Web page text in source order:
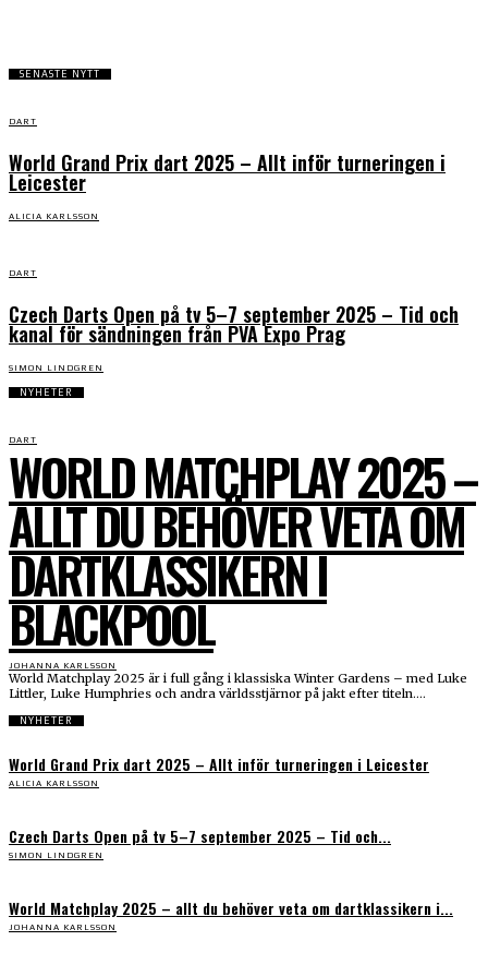
SENASTE NYTT
DART
World Grand Prix dart 2025 – Allt inför turneringen i
Leicester
ALICIA KARLSSON
DART
Czech Darts Open på tv 5–7 september 2025 – Tid och
kanal för sändningen från PVA Expo Prag
SIMON LINDGREN
NYHETER
DART
WORLD MATCHPLAY 2025 –
ALLT DU BEHÖVER VETA OM
DARTKLASSIKERN I
BLACKPOOL
JOHANNA KARLSSON
World Matchplay 2025 är i full gång i klassiska Winter Gardens – med Luke
Littler, Luke Humphries och andra världsstjärnor på jakt efter titeln....
NYHETER
World Grand Prix dart 2025 – Allt inför turneringen i Leicester
ALICIA KARLSSON
Czech Darts Open på tv 5–7 september 2025 – Tid och...
SIMON LINDGREN
World Matchplay 2025 – allt du behöver veta om dartklassikern i...
JOHANNA KARLSSON